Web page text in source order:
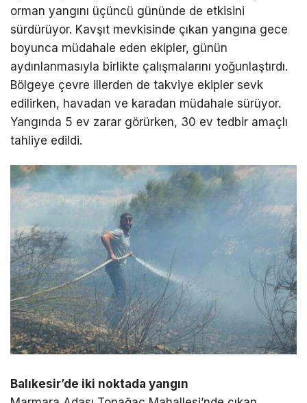
orman yangını üçüncü gününde de etkisini
sürdürüyor. Kavşıt mevkisinde çıkan yangına gece
boyunca müdahale eden ekipler, günün
aydınlanmasıyla birlikte çalışmalarını yoğunlaştırdı.
Bölgeye çevre illerden de takviye ekipler sevk
edilirken, havadan ve karadan müdahale sürüyor.
Yangında 5 ev zarar görürken, 30 ev tedbir amaçlı
tahliye edildi.
Balıkesir’de iki noktada yangın